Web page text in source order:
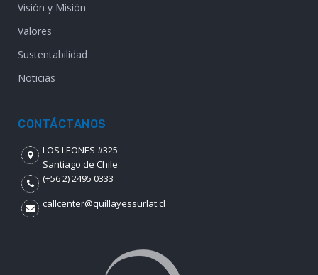
Visión y Misión
Valores
Sustentabilidad
Noticias
CONTÁCTANOS
LOS LEONES #325
Santiago de Chile
(+56 2) 2495 0333
callcenter@quillayessurlat.cl